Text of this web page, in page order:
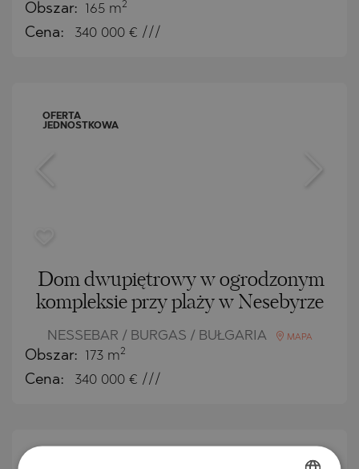
Obszar: 165 m2
Cena: 340 000 € ///
OFERTA
JEDNOSTKOWA
Dom dwupiętrowy w ogrodzonym
kompleksie przy plaży w Nesebyrze
NESSEBAR / BURGAS / BUŁGARIA MAPA
Obszar: 173 m2
Cena: 340 000 € ///